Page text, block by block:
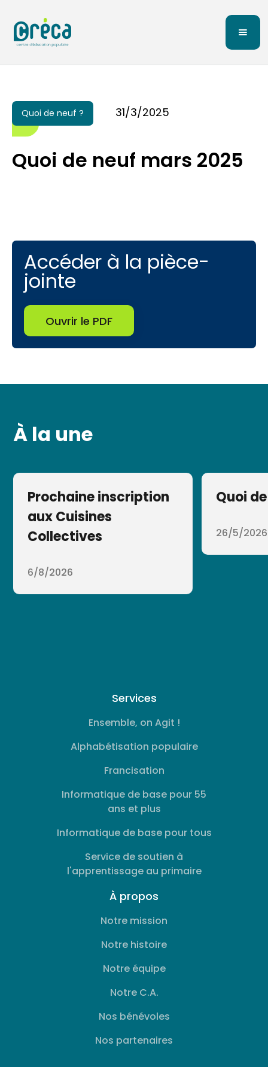
Quoi de neuf ? 31/3/2025
Quoi de neuf mars 2025
Accéder à la pièce-
jointe
Ouvrir le PDF
À la une
Prochaine inscription
aux Cuisines
Collectives
6/8/2026
Quoi
26/5/2026
Services
Ensemble, on Agit !
Alphabétisation populaire
Francisation
Informatique de base pour 55
ans et plus
Informatique de base pour tous
Service de soutien à
l'apprentissage au primaire
À propos
Notre mission
Notre histoire
Notre équipe
Notre C.A.
Nos bénévoles
Nos partenaires